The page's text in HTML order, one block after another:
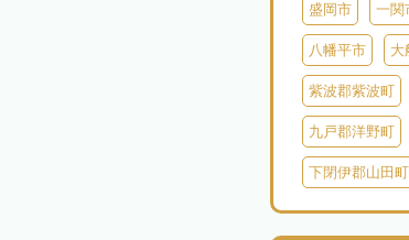
盛岡市 一関
八幡平市 大
紫波郡紫波町
九戸郡洋野町
下閉伊郡山田町